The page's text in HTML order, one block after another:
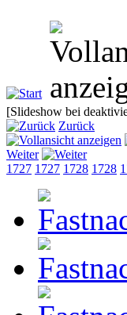
[Slideshow bei
Zurück
Weiter
1727 1727 1728 1728